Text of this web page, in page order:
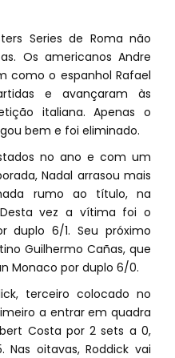
Series de Roma não
Os americanos Andre
como o espanhol Rafael
e avançaram às
italiana. Apenas o
bem e foi eliminado.
no ano e com um
Nadal arrasou mais
rumo ao título, na
vez a vítima foi o
duplo 6/1. Seu próximo
Guilhermo Cañas, que
Monaco por duplo 6/0.
terceiro colocado no
a entrar em quadra
Costa por 2 sets a 0,
oitavas, Roddick vai